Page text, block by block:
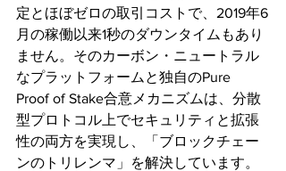
定とほぼゼロの取引コストで、2019年6
月の稼働以来1秒のダウンタイムもあり
ません。そのカーボン・ニュートラル
なプラットフォームと独自のPure
Proof of Stake合意メカニズムは、分散
型プロトコル上でセキュリティと拡張
性の両方を実現し、「ブロックチェー
ンのトリレンマ」を解決しています。